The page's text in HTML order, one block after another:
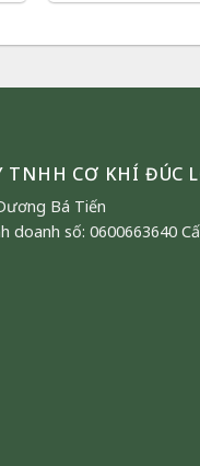
là: tại
TNHH CƠ KHÍ ĐÚC
Bá Tiến
doanh số: 0600663640